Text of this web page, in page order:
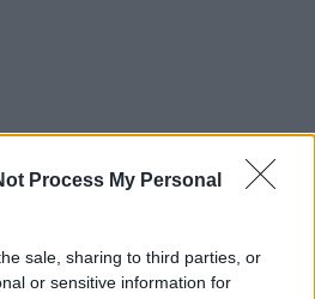
Process My Personal
sale, sharing to third parties, or
or sensitive information for